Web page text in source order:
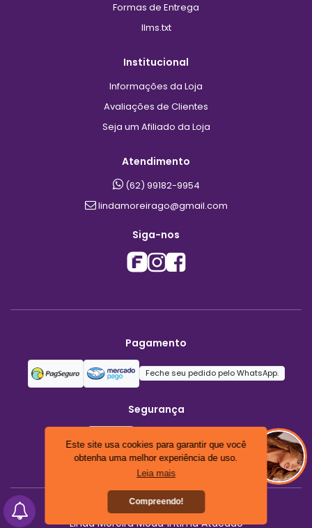
Este site usa cookies para garantir que você
obtenha uma melhor experiência de uso.
Leia mais
Compreendo!
Formas de Entrega
llms.txt
Institucional
Informações da Loja
Avaliações de Clientes
Seja um Afiliado da Loja
Atendimento
(62) 99182-9954
lindamoreirago@gmail.com
Siga-nos
Pagamento
Feche seu pedido pelo WhatsApp.
Segurança
Linda Moreira Moda Íntima Atacado